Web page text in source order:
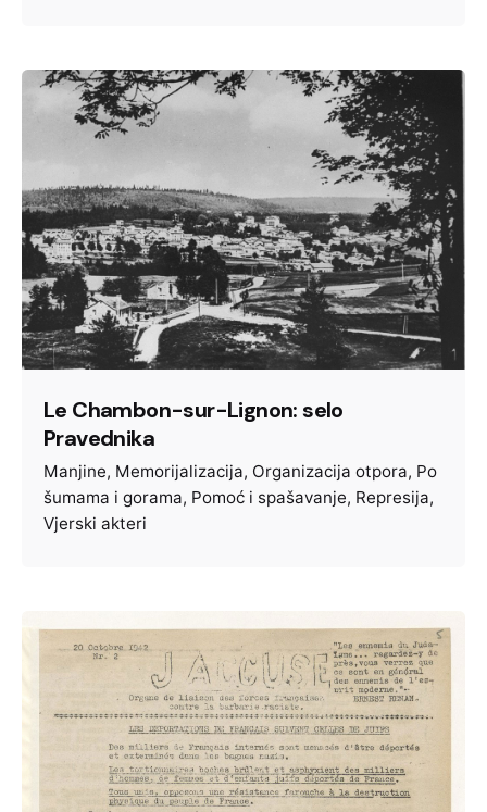
Le Chambon-sur-Lignon: selo
Pravednika
Manjine Memorijalizacija Organizacija otpora Po
šumama i gorama Pomoć i spašavanje Represija
Vjerski akteri